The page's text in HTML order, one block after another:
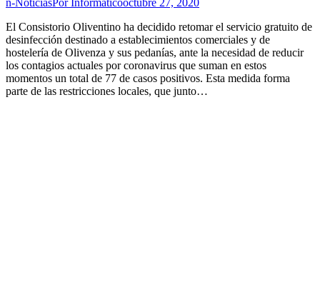
n-NoticiasPor Informaticooctubre 27, 2020
El Consistorio Oliventino ha decidido retomar el servicio gratuito de
desinfección destinado a establecimientos comerciales y de
hostelería de Olivenza y sus pedanías, ante la necesidad de reducir
los contagios actuales por coronavirus que suman en estos
momentos un total de 77 de casos positivos. Esta medida forma
parte de las restricciones locales, que junto…